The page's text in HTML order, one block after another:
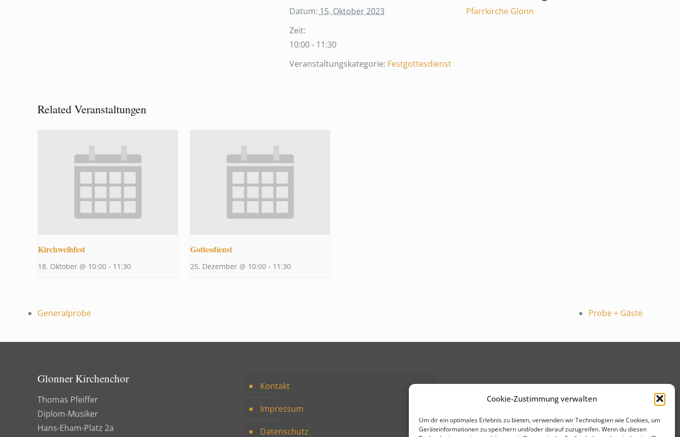
Cookie-Zustimmung verwalten
Um dir ein optimales Erlebnis zu bieten, verwenden wir Technologien wie Cookies, um
Geräteinformationen zu speichern und/oder darauf zuzugreifen. Wenn du diesen
Datum: 15. Oktober 2023
Zeit:
10:00 - 11:30
Veranstaltungskategorie: Festgottesdienst
Pfarrkirche Glonn
Related Veranstaltungen
Kirchweihfest
18. Oktober @ 10:00 - 11:30
Gottesdienst
25. Dezember @ 10:00 - 11:30
Generalprobe Probe + Gäste
Glonner Kirchenchor
Thomas Pfeiffer
Diplom-Musiker
Hans-Eham-Platz 2a
Kontakt
Impressum
Datenschutz